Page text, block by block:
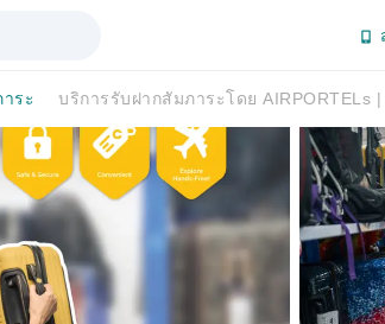
ระ บริการรับฝากสัมภาระโดย AIRPORTELs |